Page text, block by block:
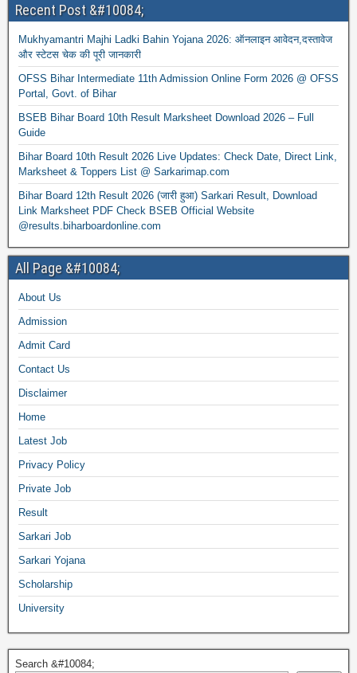
Recent Post &#10084;
Mukhyamantri Majhi Ladki Bahin Yojana 2026: ऑनलाइन आवेदन,दस्तावेज
और स्टेटस चेक की पूरी जानकारी
OFSS Bihar Intermediate 11th Admission Online Form 2026 @ OFSS
Portal, Govt. of Bihar
BSEB Bihar Board 10th Result Marksheet Download 2026 – Full
Guide
Bihar Board 10th Result 2026 Live Updates: Check Date, Direct Link,
Marksheet & Toppers List @ Sarkarimap.com
Bihar Board 12th Result 2026 (जारी हुआ) Sarkari Result, Download
Link Marksheet PDF Check BSEB Official Website
@results.biharboardonline.com
All Page &#10084;
About Us
Admission
Admit Card
Contact Us
Disclaimer
Home
Latest Job
Privacy Policy
Private Job
Result
Sarkari Job
Sarkari Yojana
Scholarship
University
Search &#10084;